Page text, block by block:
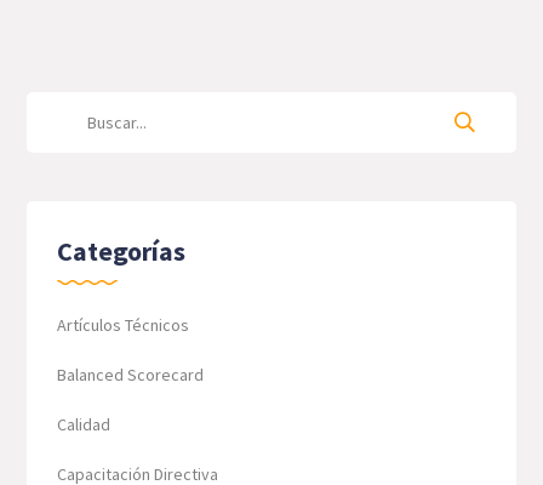
Categorías
Artículos Técnicos
Balanced Scorecard
Calidad
Capacitación Directiva